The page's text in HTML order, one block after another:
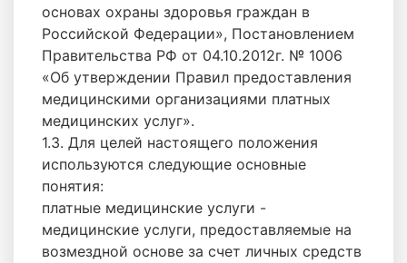
основах охраны здоровья граждан в
Российской Федерации», Постановлением
Правительства РФ от 04.10.2012г. № 1006
«Об утверждении Правил предоставления
медицинскими организациями платных
медицинских услуг».
1.3. Для целей настоящего положения
используются следующие основные
понятия:
платные медицинские услуги -
медицинские услуги, предоставляемые на
возмездной основе за счет личных средств